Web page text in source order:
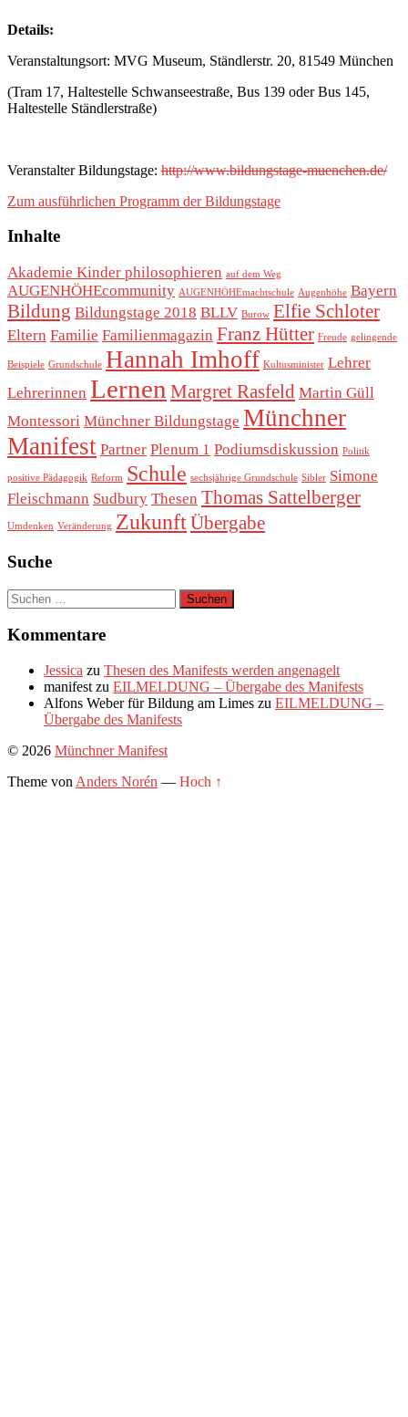
Details:
Veranstaltungsort: MVG Museum, Ständlerstr. 20, 81549 München
(Tram 17, Haltestelle Schwanseestraße, Bus 139 oder Bus 145,
Haltestelle Ständlerstraße)
Veranstalter Bildungstage: http://www.bildungstage-muenchen.de/
Zum ausführlichen Programm der Bildungstage
Inhalte
Akademie Kinder philosophieren auf dem Weg
AUGENHÖHEcommunity AUGENHÖHEmachtschule Augenhöhe Bayern
Bildung Bildungstage 2018 BLLV Burow Elfie Schloter
Eltern Familie Familienmagazin Franz Hütter Freude gelingende
Beispiele Grundschule Hannah Imhoff Kultusminister Lehrer
Lehrerinnen Lernen Margret Rasfeld Martin Güll
Montessori Münchner Bildungstage Münchner
Manifest Partner Plenum 1 Podiumsdiskussion Politik
positive Pädagogik Reform Schule sechsjährige Grundschule Sibler Simone
Fleischmann Sudbury Thesen Thomas Sattelberger
Umdenken Veränderung ZukunftÜbergabe
Suche
Suchen
nach:
Kommentare
Jessica zu Thesen des Manifests werden angenagelt
manifest zu EILMELDUNG – Übergabe des Manifests
Alfons Weber für Bildung am Limes zu EILMELDUNG –
Übergabe des Manifests
© 2026 Münchner Manifest
Theme von Anders Norén — Hoch ↑